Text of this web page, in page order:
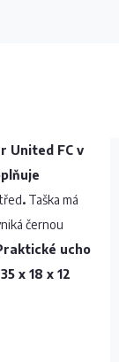
United FC v
. Taška má
černou
ucho
x 18 x 12